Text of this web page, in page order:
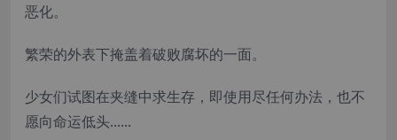
恶化。
繁荣的外表下掩盖着破败腐坏的一面。
少女们试图在夹缝中求生存，即使用尽任何办法，也不
愿向命运低头......